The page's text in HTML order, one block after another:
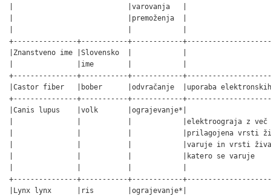
|                           |varovanja   |
|                           |premoženja  |
+---------------+-----------+------------
|Znanstveno ime |Slovensko  |            |
|               |ime        |            |
+---------------+-----------+------------
|Castor fiber   |bober      |odvračanje  |uporaba
+---------------+-----------+------------
|Canis lupus    |volk       |ograjevanje*|
|               |           |            |elektroograja z več
|               |           |            |prilagojena vrsti
|               |           |            |varuje in vrsti
|               |           |            |katero se varuje
+---------------+-----------+------------
|Lynx lynx      |ris        |ograjevanje*|